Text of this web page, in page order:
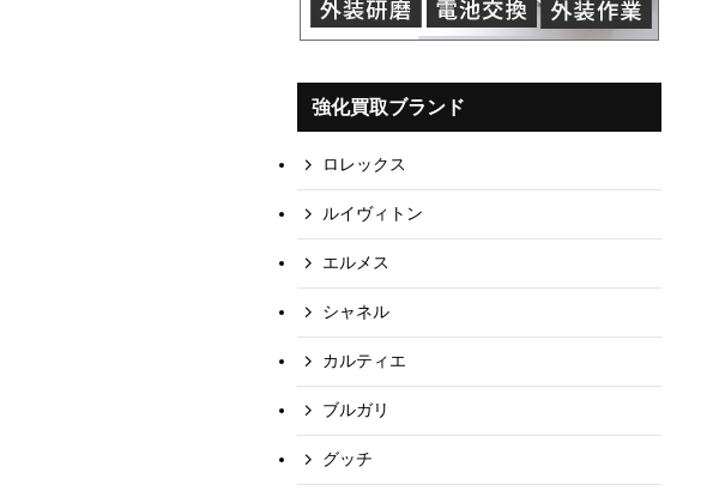
強化買取ブランド
ロレックス
ルイヴィトン
エルメス
シャネル
カルティエ
ブルガリ
グッチ